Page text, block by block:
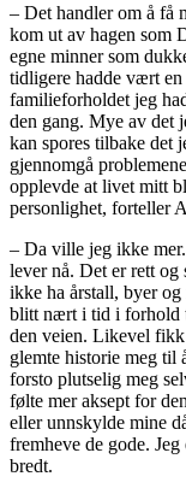
– Det handler om å få
kom ut av hagen som
egne minner som
tidligere hadde vært
familieforholdet jeg
den gang. Mye av det
kan spores tilbake det
gjennomgå
opplevde at livet mitt
personlighet, forteller
– Da ville jeg ikke
lever nå. Det er rett og
ikke ha årstall, byer
blitt nært i tid i forhold
den veien. Likevel fikk
glemte historie meg til
forsto plutselig meg
følte mer aksept for
eller unnskylde mine
fremheve de gode.
bredt.